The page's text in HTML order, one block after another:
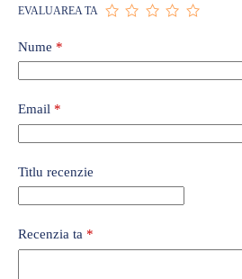
EVALUAREA TA
Nume *
Email *
Titlu recenzie
Recenzia ta *